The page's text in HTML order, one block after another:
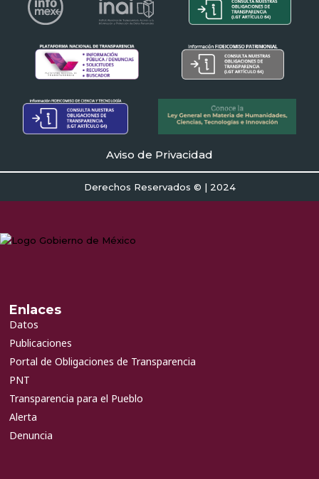
Aviso de Privacidad
Derechos Reservados © | 2024
Enlaces
Datos
Publicaciones
Portal de Obligaciones de Transparencia
PNT
Transparencia para el Pueblo
Alerta
Denuncia